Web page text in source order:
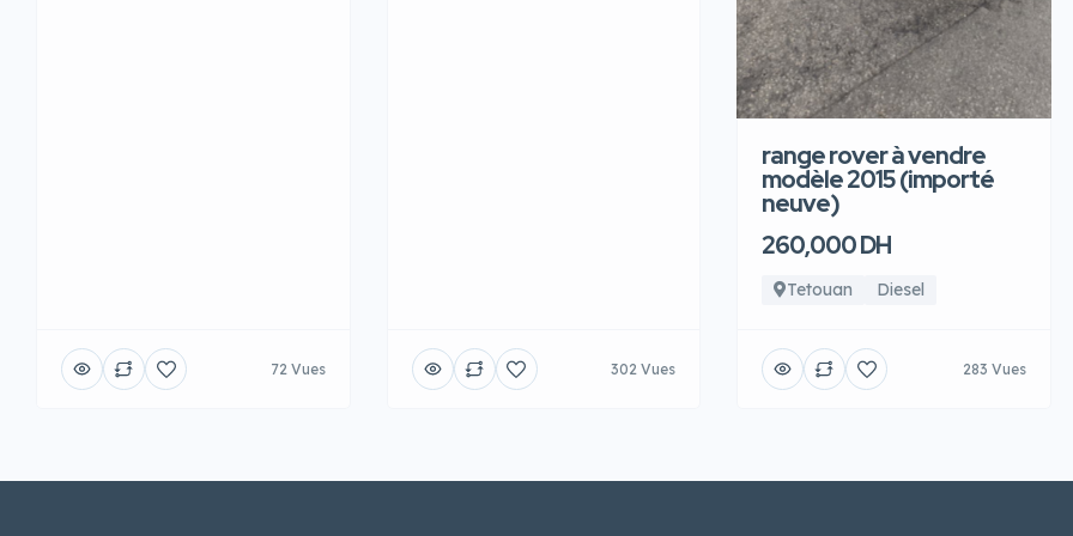
72 Vues 302 Vues
range rover à vendre
modèle 2015 (importé
neuve)
260,000 DH
Tetouan Diesel
283 Vues